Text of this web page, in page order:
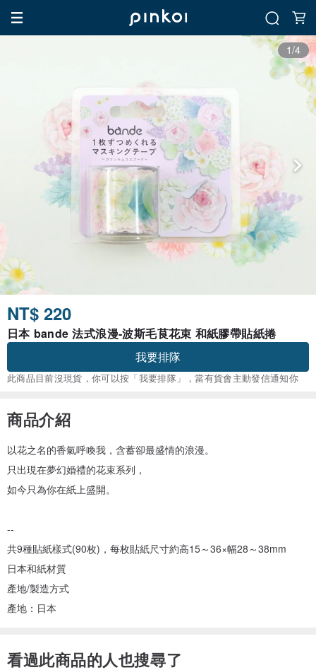
1/4
NT$ 220
日本 bande 法式浪漫-波斯毛茛花束 和紙膠帶貼紙捲
我要排隊
此商品目前沒現貨，你可以按「我要排隊」，當有貨會主動發信通知你
商品介紹
以花之名的香氣呼喚我，含蓄卻最盛情的浪漫。
只出現在夢幻婚禮的花束系列，
如今只為你在紙上盛開。
--
共9種貼紙樣式(90枚)，每枚貼紙尺寸約高15～36×幅28～38mm
日本和紙材質
產地/製造方式
產地：日本
看過此商品的人也搜尋了